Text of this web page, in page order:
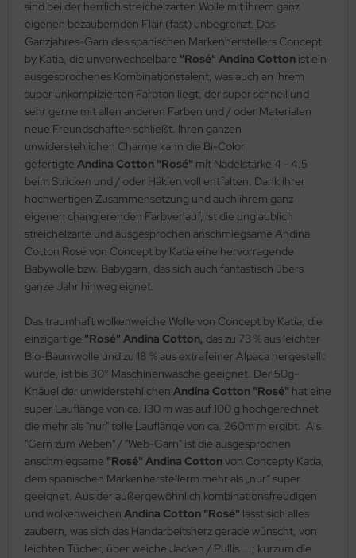
sind bei der herrlich streichelzarten Wolle mit ihrem ganz
eigenen bezaubernden Flair (fast) unbegrenzt. Das
Ganzjahres-Garn des spanischen Markenherstellers Concept
by Katia, die unverwechselbare "Rosé" Andina Cotton ist ein
ausgesprochenes Kombinationstalent, was auch an ihrem
super unkomplizierten Farbton liegt, der super schnell und
sehr gerne mit allen anderen Farben und / oder Materialen
neue Freundschaften schließt. Ihren ganzen
unwiderstehlichen Charme kann die Bi-Color
gefertigte Andina Cotton "Rosé" mit Nadelstärke 4 - 4.5
beim Stricken und / oder Häklen voll entfalten. Dank ihrer
hochwertigen Zusammensetzung und auch ihrem ganz
eigenen changierenden Farbverlauf, ist die unglaublich
streichelzarte und ausgesprochen anschmiegsame Andina
Cotton Rosé von Concept by Katia eine hervorragende
Babywolle bzw. Babygarn, das sich auch fantastisch übers
ganze Jahr hinweg eignet.
Das traumhaft wolkenweiche Wolle von Concept by Katia, die
einzigartige "Rosé" Andina Cotton, das zu 73 % aus leichter
Bio-Baumwolle und zu 18 % aus extrafeiner Alpaca hergestellt
wurde, ist bis 30° Maschinenwäsche geeignet. Der 50g-
Knäuel der unwiderstehlichen Andina Cotton "Rosé" hat eine
super Lauflänge von ca. 130 m was auf 100 g hochgerechnet
die mehr als "nur" tolle Lauflänge von ca. 260m m ergibt. Als
"Garn zum Weben" / "Web-Garn" ist die ausgesprochen
anschmiegsame "Rosé" Andina Cottonvon Concepty Katia,
dem spanischen Markenherstellerm mehr als „nur“ super
geeignet. Aus der außergewöhnlich kombinationsfreudigen
und wolkenweichen Andina Cotton "Rosé" lässt sich alles
zaubern, was sich das Handarbeitsherz gerade wünscht, von
leichten Tücher, über weiche Jacken / Pullis ….; kurzum die